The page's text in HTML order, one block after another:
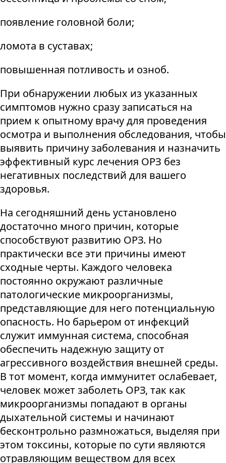
появление головной боли;
ломота в суставах;
повышенная потливость и озноб.
При обнаружении любых из указанных
симптомов нужно сразу записаться на
прием к опытному врачу для проведения
осмотра и выполнения обследования, чтобы
выявить причину заболевания и назначить
эффективный курс лечения ОРЗ без
негативных последствий для вашего
здоровья.
На сегодняшний день установлено
достаточно много причин, которые
способствуют развитию ОРЗ. Но
практически все эти причины имеют
сходные черты. Каждого человека
постоянно окружают различные
патологические микроорганизмы,
представляющие для него потенциальную
опасность. Но барьером от инфекций
служит иммунная система, способная
обеспечить надежную защиту от
агрессивного воздействия внешней среды.
В тот момент, когда иммунитет ослабевает,
человек может заболеть ОРЗ, так как
микроорганизмы попадают в органы
дыхательной системы и начинают
бесконтрольно размножаться, выделяя при
этом токсины, которые по сути являются
отравляющим веществом для всех